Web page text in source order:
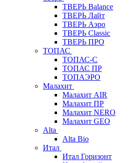
ТВЕРЬ Balance
ТВЕРЬ Лайт
ТВЕРЬ Аэро
ТВЕРЬ Classic
ТВЕРЬ ПРО
ТОПАС
ТОПАС-С
ТОПАС ПР
ТОПАЭРО
Малахит
Малахит AIR
Малахит ПР
Малахит NERO
Малахит GEO
Alta
Alta Bio
Итал
Итал Горизонт